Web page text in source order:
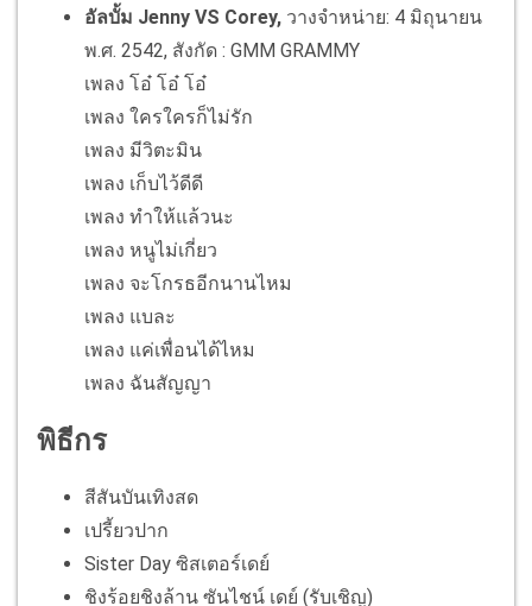
อัลบั้ม Jenny VS Corey, วางจำหน่าย: 4 มิถุนายน
พ.ศ. 2542, สังกัด : GMM GRAMMY
เพลง โอ๋ โอ๋ โอ๋
เพลง ใครใครก็ไม่รัก
เพลง มีวิตะมิน
เพลง เก็บไว้ดีดี
เพลง ทำให้แล้วนะ
เพลง หนูไม่เกี่ยว
เพลง จะโกรธอีกนานไหม
เพลง แบละ
เพลง แค่เพื่อนได้ไหม
เพลง ฉันสัญญา
พิธีกร
สีสันบันเทิงสด
เปรี้ยวปาก
Sister Day ซิสเตอร์เดย์
ชิงร้อยชิงล้าน ซันไชน์ เดย์ (รับเชิญ)